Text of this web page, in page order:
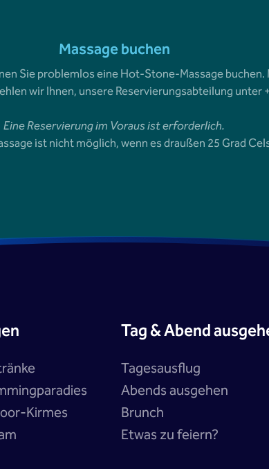
Massage buchen
Sie problemlos eine Hot-Stone-Massage
wir Ihnen, unsere Reservierungsabteilung unter
Eine Reservierung im Voraus ist erforderlich.
ist nicht möglich, wenn es draußen 25 Grad
Kirmes
Tag & Abend
Tagesausflug
Abends ausgehen
Brunch
Etwas zu feiern?